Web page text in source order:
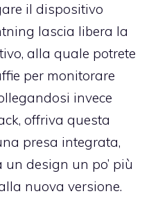
il dispositivo
lascia libera la
alla quale potrete
per monitorare
invece
offriva questa
presa integrata,
design un po’ più
nuova versione.